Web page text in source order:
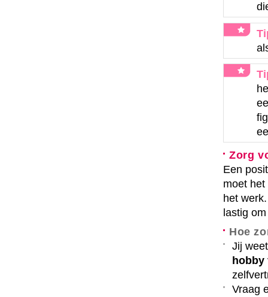
Zorg
Een
moet
het
lastig
Hoe
Jij
hobby
Vraag